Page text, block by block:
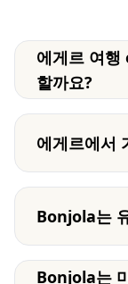
에게르 여행
할까요?
에게르에서
Bonjola는
Bonjola는